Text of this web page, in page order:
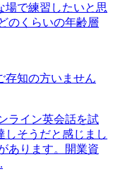
場で練習したいと思
のくらいの年齢層
存知の方いません
ライン英会話を試
しそうだと感じまし
あります。開業資